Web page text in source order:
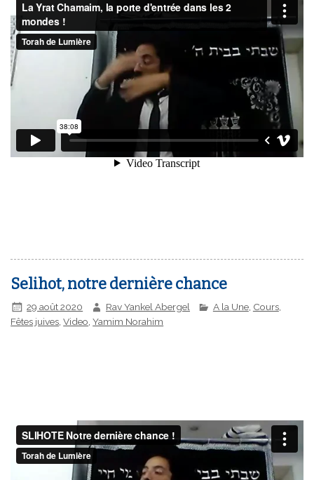
Selihot, notre dernière chance
29 août 2020 Rav Yankel Abergel A la Une, Cours,
Fêtes juives ,Video ,Yamim Norahim